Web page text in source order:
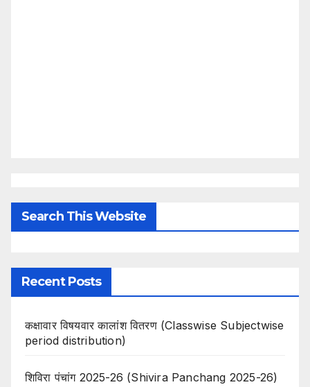
Search This Website
Recent Posts
कक्षावार विषयवार कालांश वितरण (Classwise Subjectwise
period distribution)
शिविरा पंचांग 2025-26 (Shivira Panchang 2025-26)